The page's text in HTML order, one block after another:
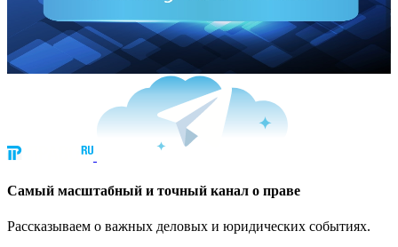
Cамый масштабный и точный канал о праве
Рассказываем о важных деловых и юридических событиях.